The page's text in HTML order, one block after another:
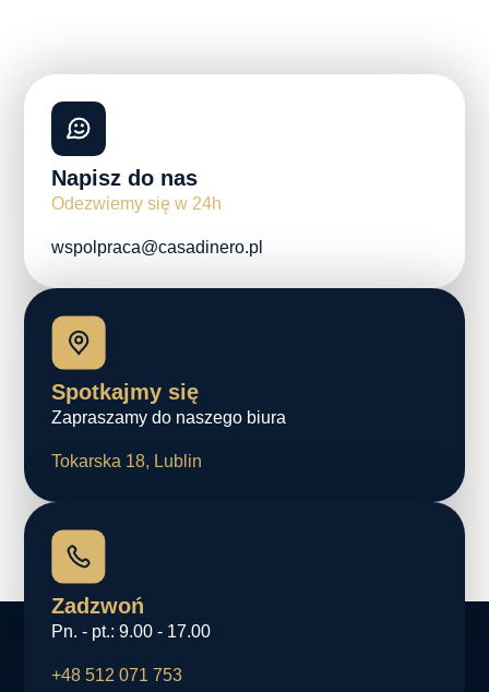
Napisz do nas
Odezwiemy się w 24h
wspolpraca@casadinero.pl
Spotkajmy się
Zapraszamy do naszego biura
Tokarska 18, Lublin
Zadzwoń
Pn. - pt.: 9.00 - 17.00
+48 512 071 753